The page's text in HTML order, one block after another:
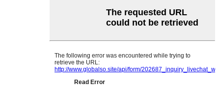
Swahili
Tajik
Telugu
Ukrainian
Urdu